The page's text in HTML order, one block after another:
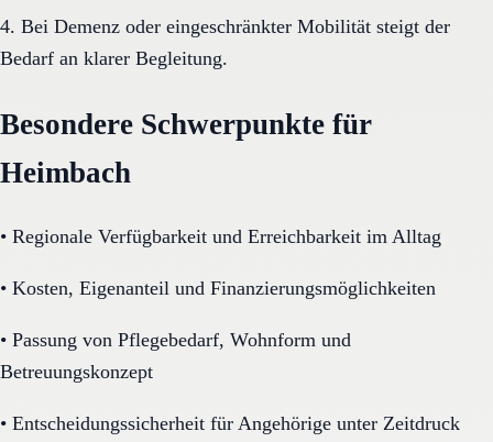
4. Bei Demenz oder eingeschränkter Mobilität steigt der
Bedarf an klarer Begleitung.
Besondere Schwerpunkte für
Heimbach
• Regionale Verfügbarkeit und Erreichbarkeit im Alltag
• Kosten, Eigenanteil und Finanzierungsmöglichkeiten
• Passung von Pflegebedarf, Wohnform und
Betreuungskonzept
• Entscheidungssicherheit für Angehörige unter Zeitdruck